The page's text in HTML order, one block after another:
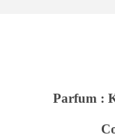
Parfum :